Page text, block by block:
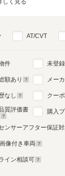
しく見る
AT/CVT
件
額あり
なし
質評価書
未登
メー
クー
購入
ンサーアフター保証
像付き車両
イン相談可